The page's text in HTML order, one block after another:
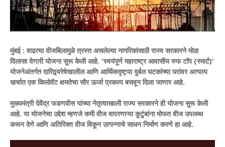
मुंबई : वाढत्या वीजबिलामुळे त्रस्त असलेल्या नागरिकांसाठी राज्य सरकारने मोठा
दिलासा देणारी योजना सुरू केली आहे. 'स्वयंपूर्ण महाराष्ट्र आवासीय रुफ टॉप (स्मार्ट)'
योजनेअंतर्गत दारिद्र्यरेषेखालील आणि आर्थिकदृष्ट्या दुर्बल घटकांच्या घरांवर अत्यल्प
खर्चात एक किलोवॅट क्षमतेचा सौर ऊर्जा प्रकल्प बसवून दिला जाणार आहे.
मुख्यमंत्री देवेंद्र फडणवीस यांच्या नेतृत्वाखाली राज्य सरकारने ही योजना सुरू केली
आहे. या योजनेचा उद्देश म्हणजे कमी वीज वापरणाऱ्या कुटुंबांना मोफत वीज उपलब्ध
करून देणे आणि अतिरिक्त वीज विकून उत्पन्नाचे साधन निर्माण करणे हा आहे.